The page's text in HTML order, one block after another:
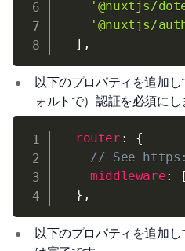
'@nuxtjs/
'@nuxtjs/
] ,
以下のプロパティを追加
ォルトで）認証を必須にし
router :
{
// See
middleware: [
} ,
以下のプロパティを追加